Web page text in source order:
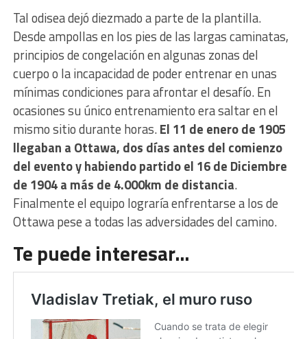
Tal odisea dejó diezmado a parte de la plantilla.
Desde ampollas en los pies de las largas caminatas,
principios de congelación en algunas zonas del
cuerpo o la incapacidad de poder entrenar en unas
mínimas condiciones para afrontar el desafío. En
ocasiones su único entrenamiento era saltar en el
mismo sitio durante horas.El 11 de enero de 1905
llegaban a Ottawa, dos días antes del comienzo
del evento y habiendo partido el 16 de Diciembre
de 1904 a más de 4.000km de distancia.
Finalmente el equipo lograría enfrentarse a los de
Ottawa pese a todas las adversidades del camino.
Te puede interesar…